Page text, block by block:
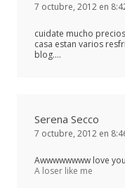
7 octubre, 2012 en
cuidate mucho
casa estan varios
blog….
Serena Secco
7 octubre, 2012 en
Awwwwwwww love
A loser like me